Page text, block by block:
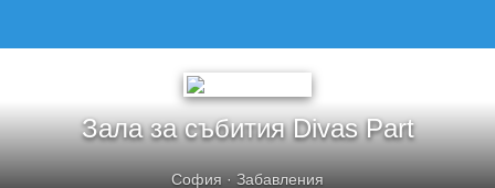
Зала за събития Divas Part
София · Забавления